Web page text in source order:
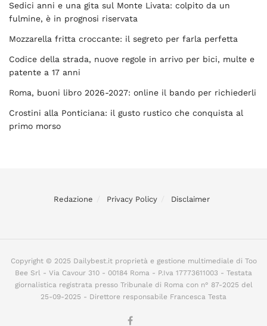
Sedici anni e una gita sul Monte Livata: colpito da un
fulmine, è in prognosi riservata
Mozzarella fritta croccante: il segreto per farla perfetta
Codice della strada, nuove regole in arrivo per bici, multe e
patente a 17 anni
Roma, buoni libro 2026-2027: online il bando per richiederli
Crostini alla Ponticiana: il gusto rustico che conquista al
primo morso
Redazione Privacy Policy Disclaimer
Copyright © 2025 Dailybest.it proprietà e gestione multimediale di Too
Bee Srl - Via Cavour 310 - 00184 Roma - P.Iva 17773611003 - Testata
giornalistica registrata presso Tribunale di Roma con n° 87-2025 del
25-09-2025 - Direttore responsabile Francesca Testa